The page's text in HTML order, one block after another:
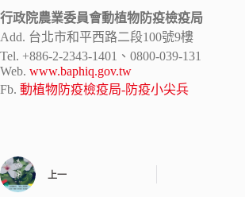
行政院農業委員會動植物防疫檢疫局
Add. 台北市和平西路二段100號9樓
Tel. +886-2-2343-1401、0800-039-131
Web. www.baphiq.gov.tw
Fb. 動植物防疫檢疫局-防疫小尖兵
上一